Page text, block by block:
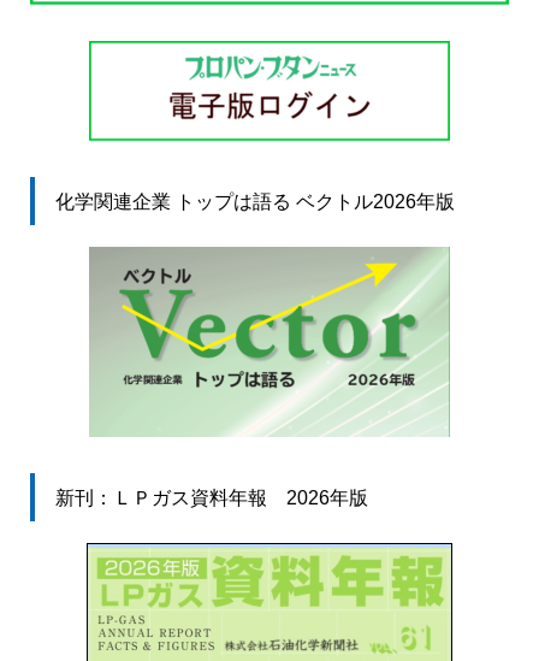
化学関連企業 トップは語る ベクトル2026年版
新刊：ＬＰガス資料年報 2026年版